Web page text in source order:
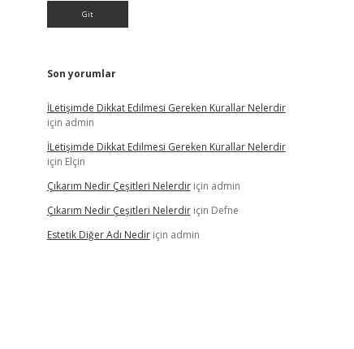
Son yorumlar
İLetişimde Dikkat Edilmesi Gereken Kurallar Nelerdir
için admin
İLetişimde Dikkat Edilmesi Gereken Kurallar Nelerdir
için Elçin
Çıkarım Nedir Çeşitleri Nelerdiriçin admin
Çıkarım Nedir Çeşitleri Nelerdiriçin Defne
Estetik Diğer Adı Nediriçin admin